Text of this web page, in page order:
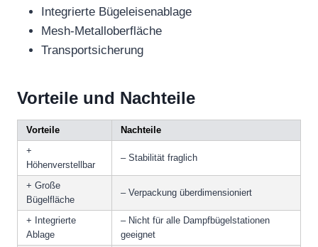
Integrierte Bügeleisenablage
Mesh-Metalloberfläche
Transportsicherung
Vorteile und Nachteile
Vorteile
Nachteile
+
Höhenverstellbar
– Stabilität fraglich
+ Große
Bügelfläche
– Verpackung überdimensioniert
+ Integrierte
Ablage
– Nicht für alle Dampfbügelstationen
geeignet